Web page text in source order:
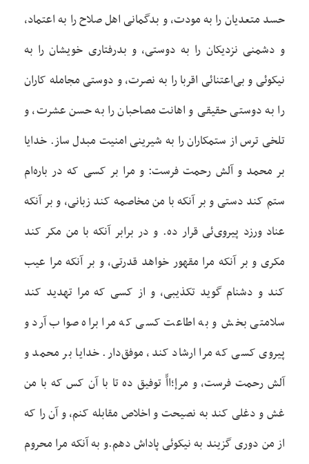
حسد متعديان را به مودت، و بدگمانی اهل صلاح را به اعتماد،
و دشمنی نزديکان را به دوستی، و بدرفتاری خويشان را به
نيکوئی و بی‌اعتنائی اقربا را به نصرت، و دوستی مجامله کاران
را به دوستی حقيقی و اهانت مصاحبان را به حسن عشرت، و
تلخی ترس از ستمکاران را به شيرينی امنيت مبدل ساز. خدايا
بر محمد و آلش رحمت فرست: و مرا بر کسی که در باره‌ام
ستم کند دستی و بر آنکه با من مخاصمه کند زبانی، و بر آنکه
عناد ورزد پيروی‌ئی قرار ده. و در برابر آنکه با من مکر کند
مکری و بر آنکه مرا مقهور خواهد قدرتی، و بر آنکه مرا عيب
کند و دشنام گويد تکذيبی، و از کسی که مرا تهديد کند
سلامتی بخش و به اطاعت کسی که مرا براه صواب آرد و
پيروی کسی که مرا ارشاد کند، موفق‌دار. خدايا بر محمد و
آلش رحمت فرست، و مرإ؛ااّّ توفيق ده تا با آن کس که با من
غش و دغلی کند به نصيحت و اخلاص مقابله کنم، و آن را که
از من دوری گزيند به نيکوئی پاداش دهم.و به آنکه مرا محروم